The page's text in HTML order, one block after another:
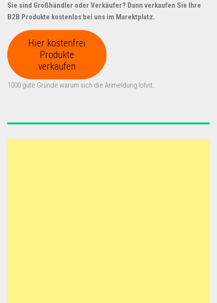
Sie sind Großhändler oder Verkäufer? Dann verkaufen Sie Ihre
B2B Produkte kostenlos bei uns im Marektplatz.
Hier kostenfrei
Produkte
verkaufen
1000 gute Gründe warum sich die Anmeldung lohnt.